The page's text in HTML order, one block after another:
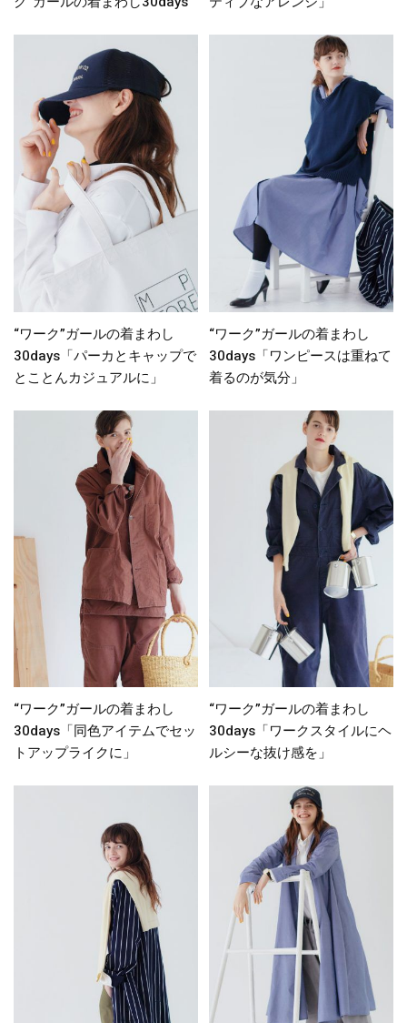
“ワーク”ガールの着まわし
30days「パーカとキャップで
とことんカジュアルに」
“ワーク”ガールの着まわし
30days「ワンピースは重ねて
着るのが気分」
“ワーク”ガールの着まわし
30days「同色アイテムでセッ
トアップライクに」
“ワーク”ガールの着まわし
30days「ワークスタイルにヘ
ルシーな抜け感を」